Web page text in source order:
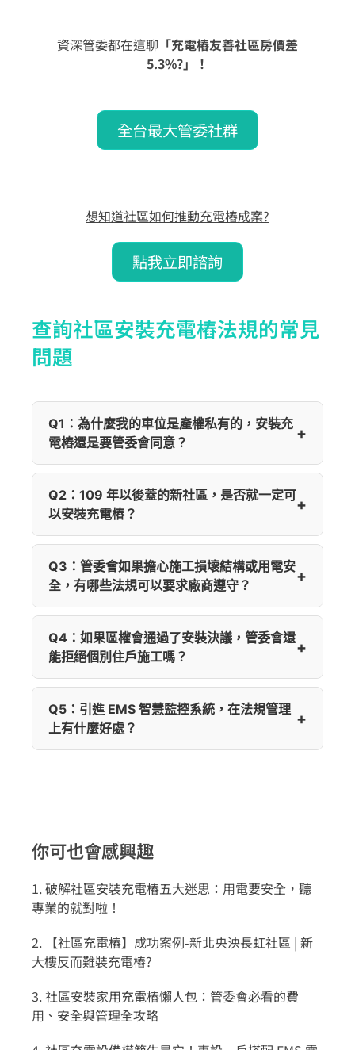
資深管委都在這聊 「充電樁友善社區房價差
5.3%?」！
全台最大管委社群
想知道社區如何推動充電樁成案?
點我立即諮詢
查詢社區安裝充電樁法規的常見
問題
Q1：為什麼我的車位是產權私有的，安裝充
電樁還是要管委會同意？
Q2：109 年以後蓋的新社區，是否就一定可
以安裝充電樁？
Q3：管委會如果擔心施工損壞結構或用電安
全，有哪些法規可以要求廠商遵守？
Q4：如果區權會通過了安裝決議，管委會還
能拒絕個別住戶施工嗎？
Q5：引進 EMS 智慧監控系統，在法規管理
上有什麼好處？
你可也會感興趣
1. 破解社區安裝充電樁五大迷思：用電要安全，聽
專業的就對啦！
2. 【社區充電樁】成功案例-新北央泱長虹社區 | 新
大樓反而難裝充電樁?
3. 社區安裝家用充電樁懶人包：管委會必看的費
用、安全與管理全攻略